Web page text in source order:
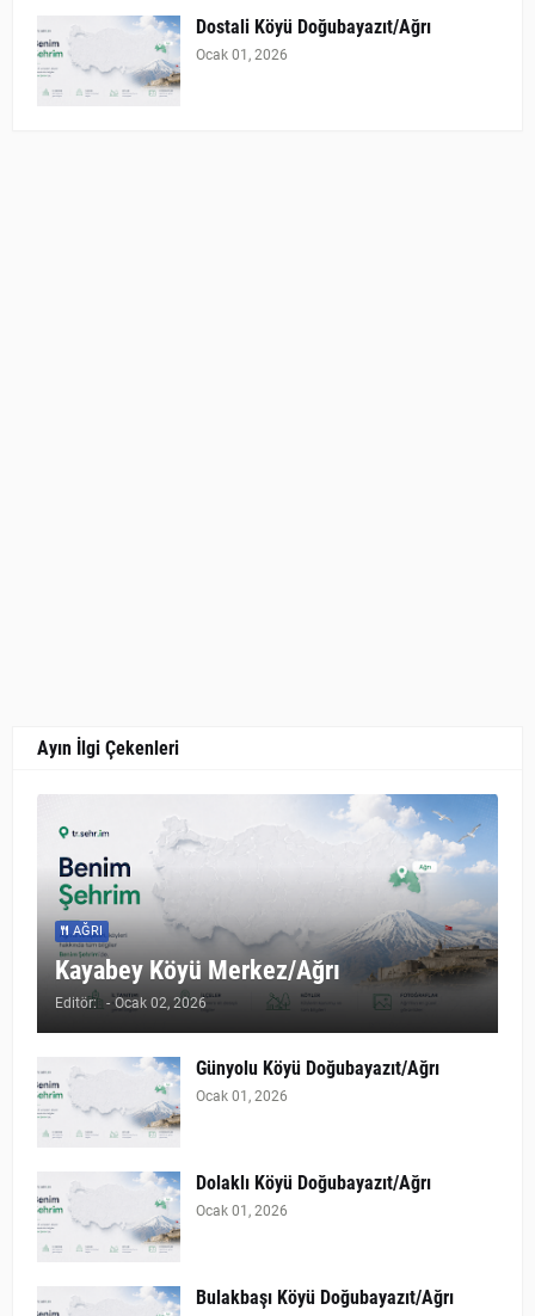
Dostali Köyü Doğubayazıt/Ağrı
Ocak 01, 2026
Ayın İlgi Çekenleri
AĞRI
Kayabey Köyü Merkez/Ağrı
Editör: - Ocak 02, 2026
Günyolu Köyü Doğubayazıt/Ağrı
Ocak 01, 2026
Dolaklı Köyü Doğubayazıt/Ağrı
Ocak 01, 2026
Bulakbaşı Köyü Doğubayazıt/Ağrı